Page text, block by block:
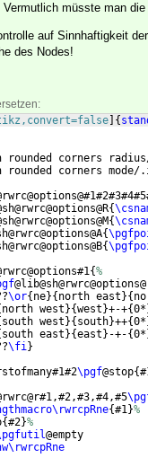
müsste man die
auf Sinnhaftigkeit
des Nodes!
{
rounded corners
rounded corners mode/
{
{
{
{
{%
@lib@sh@rwrc@options@
\or{ ne}{ north east }{
north west }{west }+-+{0*
south west }{ south}++{0*
south east }{east } -+-{0*
\fi}
\pgf@stop{
{#1}%
{#2}%
@empty